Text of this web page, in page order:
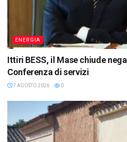
ENERGIA
Ittiri BESS, il Mase chiude
Conferenza di servizi
7 AGOSTO 2026 0